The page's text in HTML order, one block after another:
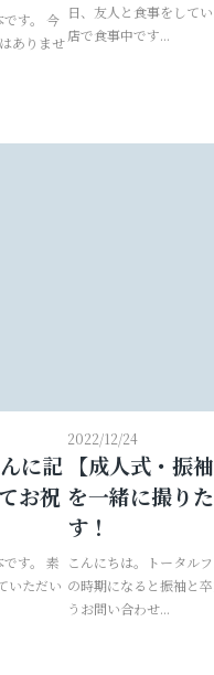
TEL
す。 今
ありませ
日、友人と食事をして
店で食事中です...
に記
お祝
す。 素
いただい
2022/12/24
【成人式・振
を一緒に撮り
す！
こんにちは。トータル
の時期になると振袖と
うお問い合わせ...